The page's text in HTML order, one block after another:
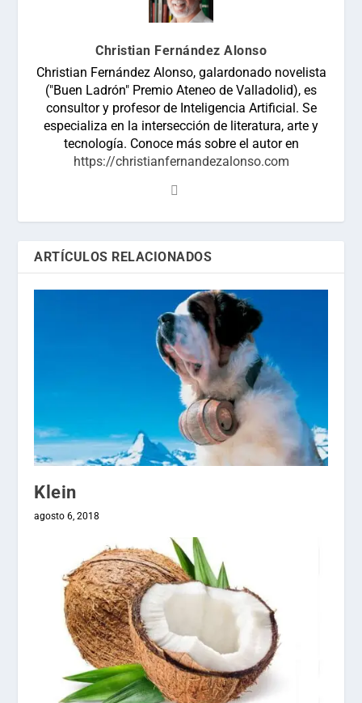
Christian Fernández Alonso
Christian Fernández Alonso, galardonado novelista
("Buen Ladrón" Premio Ateneo de Valladolid), es
consultor y profesor de Inteligencia Artificial. Se
especializa en la intersección de literatura, arte y
tecnología. Conoce más sobre el autor en
https://christianfernandezalonso.com
ARTÍCULOS RELACIONADOS
Klein
agosto 6, 2018